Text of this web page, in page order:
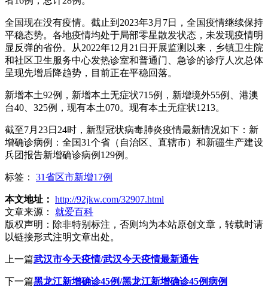
全国现在没有疫情。截止到2023年3月7日，全国疫情继续保持
平稳态势。各地疫情均处于局部零星散发状态，未发现疫情明
显反弹的省份。从2022年12月21日开展监测以来，乡镇卫生院
和社区卫生服务中心发热诊室和普通门、急诊的诊疗人次总体
呈现先增后降趋势，目前正在平稳回落。
新增本土92例，新增本土无症状715例，新增境外55例、港澳
台40、325例，现有本土070。现有本土无症状1213。
截至7月23日24时，新型冠状病毒肺炎疫情最新情况如下：新
增确诊病例：全国31个省（自治区、直辖市）和新疆生产建设
兵团报告新增确诊病例129例。
标签： 31省区市新增17例
本文地址： http://92jkw.com/32907.html
文章来源：
就爱百科
版权声明： 除非特别标注，否则均为本站原创文章，转载时请
以链接形式注明文章出处。
上一篇武汉市今天疫情/武汉今天疫情最新通告
下一篇黑龙江新增确诊45例/黑龙江新增确诊45例病例